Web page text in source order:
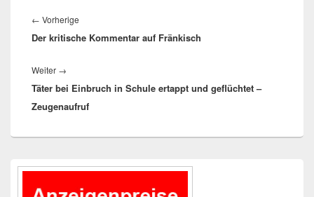
← Vorherige
Beitrag:
Der kritische Kommentar auf Fränkisch
Weiter →
Beitrag:
Täter bei Einbruch in Schule ertappt und geflüchtet –
Zeugenaufruf
Primärer
Widgetbereich